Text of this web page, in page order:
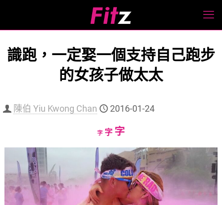
識跑，一定娶一個支持自己跑步
的女孩子做太太
陳伯 Yiu Kwong Chan 2016-01-24
字Decrease
size.
字Reset
size.
字Increase
size.